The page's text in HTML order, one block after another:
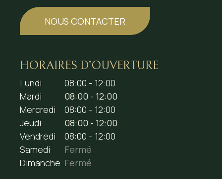
NOUS CONTACTER
HORAIRES D’OUVERTURE
Lundi
08:00 - 12:00
Mardi
08:00 - 12:00
Mercredi
08:00 - 12:00
Jeudi
08:00 - 12:00
Vendredi
08:00 - 12:00
Samedi
Fermé
Dimanche Fermé